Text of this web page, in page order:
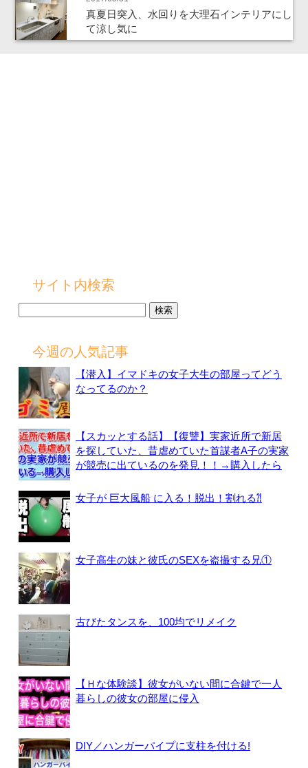
真夏日突入、水回りを大理石インテリアにし
て涼し気に
サイト内検索
今週の人気記事
【潜入】イマドキの女子大生の部屋ってどう
なってるのか？
【スカッとする話】【復讐】実家近所で新居
を探していた、昔虐めていた首謀者A子の実家
が競売に出ているのを発見！！→購入したら
女子が 巨大風船 に入る！脱出！割れる⁈
女子高生の妹と彼氏のSEXを盗撮する兄①
古びたタンスを、100均でリメイク
【Ｈな体験談】彼女がいない間に合鍵で一人
暮らしの彼女の部屋に侵入
DIY／ハンガーパイプに支柱を付ける!